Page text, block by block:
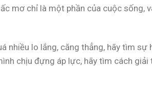
mơ chỉ là một phần của cuộc sống,
nhiều lo lắng, căng thẳng, hãy tìm
chịu đựng áp lực, hãy tìm cách